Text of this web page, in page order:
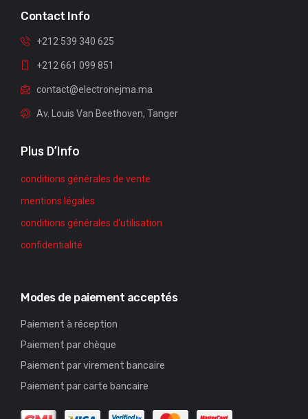
Contact Info
+212 539 340 625
+212 661 099 851
contact@electronejma.ma
Av. Louis Van Beethoven, Tanger
Plus D’Info
conditions générales de vente
mentions légales
conditions générales d'utilisation
confidentialité
Modes de paiement acceptés
Paiement à réception
Paiement par chèque
Paiement par virement bancaire
Paiement par carte bancaire